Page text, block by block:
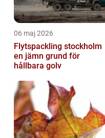
06 maj 2026
Flytspackling stockholm
en jämn grund för
hållbara golv